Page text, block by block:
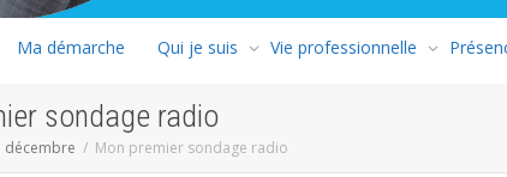
Ma démarche Qui je suis Vie professionnelle
sondage radio
décembre Mon premier sondage radio